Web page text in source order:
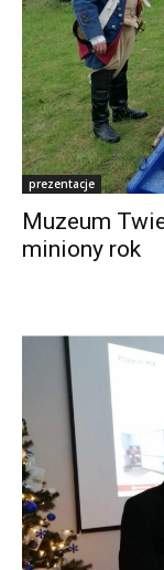
prezentacje
Muzeum
miniony rok